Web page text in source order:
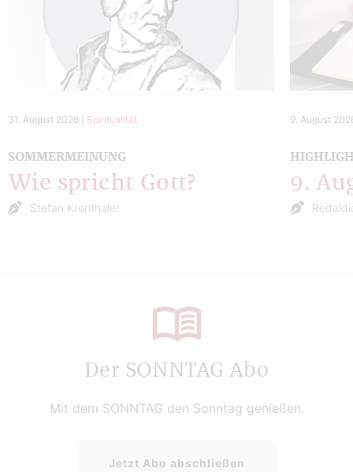
31. August 2026 Spiritualität
SOMMERMEINUNG
Wie spricht Gott?
Stefan Kronthaler
9. August
9.
Der SONNTAG Abo
Mit dem SONNTAG den Sonntag genießen.
Jetzt Abo abschließen